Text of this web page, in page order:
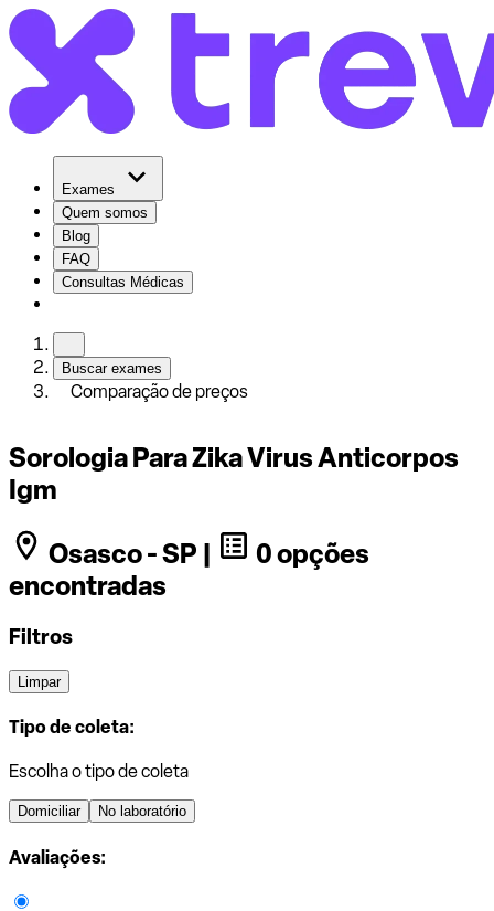
Exames
Quem somos
Blog
FAQ
Consultas Médicas
Buscar exames
Comparação de preços
Sorologia Para Zika Virus Anticorpos
Igm
Osasco - SP |
0 opções
encontradas
Filtros
Limpar
Tipo de coleta:
Escolha o tipo de coleta
Domiciliar No laboratório
Avaliações: